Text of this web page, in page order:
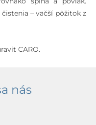
– väčší pôžitok z
CARO.
nás